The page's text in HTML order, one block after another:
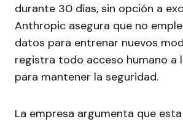
durante 30 días, sin opción a
Anthropic asegura que no
datos para entrenar nuevos
registra todo acceso humano a
para mantener la seguridad.
La empresa argumenta que